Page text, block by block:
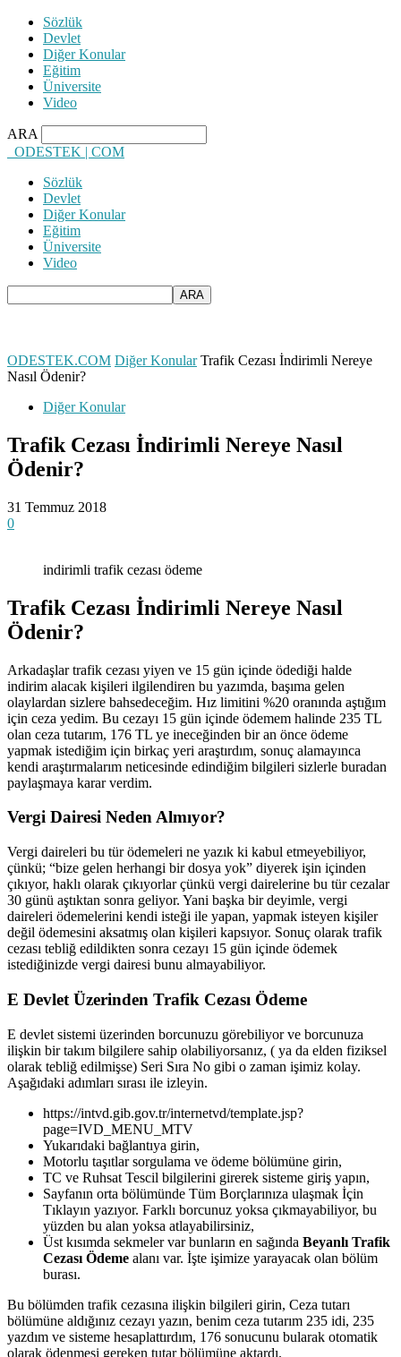
Sözlük
Devlet
Diğer Konular
Eğitim
Üniversite
Video
ARA
ODESTEK | COM
Sözlük
Devlet
Diğer Konular
Eğitim
Üniversite
Video
ODESTEK.COM Diğer Konular Trafik Cezası İndirimli Nereye
Nasıl Ödenir?
Diğer Konular
Trafik Cezası İndirimli Nereye Nasıl
Ödenir?
31 Temmuz 2018
0
indirimli trafik cezası ödeme
Trafik Cezası İndirimli Nereye Nasıl
Ödenir?
Arkadaşlar trafik cezası yiyen ve 15 gün içinde ödediği halde
indirim alacak kişileri ilgilendiren bu yazımda, başıma gelen
olaylardan sizlere bahsedeceğim. Hız limitini %20 oranında aştığım
için ceza yedim. Bu cezayı 15 gün içinde ödemem halinde 235 TL
olan ceza tutarım, 176 TL ye ineceğinden bir an önce ödeme
yapmak istediğim için birkaç yeri araştırdım, sonuç alamayınca
kendi araştırmalarım neticesinde edindiğim bilgileri sizlerle buradan
paylaşmaya karar verdim.
Vergi Dairesi Neden Almıyor?
Vergi daireleri bu tür ödemeleri ne yazık ki kabul etmeyebiliyor,
çünkü; “bize gelen herhangi bir dosya yok” diyerek işin içinden
çıkıyor, haklı olarak çıkıyorlar çünkü vergi dairelerine bu tür cezalar
30 günü aştıktan sonra geliyor. Yani başka bir deyimle, vergi
daireleri ödemelerini kendi isteği ile yapan, yapmak isteyen kişiler
değil ödemesini aksatmış olan kişileri kapsıyor. Sonuç olarak trafik
cezası tebliğ edildikten sonra cezayı 15 gün içinde ödemek
istediğinizde vergi dairesi bunu almayabiliyor.
E Devlet Üzerinden Trafik Cezası Ödeme
E devlet sistemi üzerinden borcunuzu görebiliyor ve borcunuza
ilişkin bir takım bilgilere sahip olabiliyorsanız, ( ya da elden fiziksel
olarak tebliğ edilmişse) Seri Sıra No gibi o zaman işimiz kolay.
Aşağıdaki adımları sırası ile izleyin.
https://intvd.gib.gov.tr/internetvd/template.jsp?
page=IVD_MENU_MTV
Yukarıdaki bağlantıya girin,
Motorlu taşıtlar sorgulama ve ödeme bölümüne girin,
TC ve Ruhsat Tescil bilgilerini girerek sisteme giriş yapın,
Sayfanın orta bölümünde Tüm Borçlarınıza ulaşmak İçin
Tıklayın yazıyor. Farklı borcunuz yoksa çıkmayabiliyor, bu
yüzden bu alan yoksa atlayabilirsiniz,
Üst kısımda sekmeler var bunların en sağında Beyanlı Trafik
Cezası Ödeme alanı var. İşte işimize yarayacak olan bölüm
burası.
Bu bölümden trafik cezasına ilişkin bilgileri girin, Ceza tutarı
bölümüne aldığınız cezayı yazın, benim ceza tutarım 235 idi, 235
yazdım ve sisteme hesaplattırdım, 176 sonucunu bularak otomatik
olarak ödenmesi gereken tutar bölümüne aktardı.